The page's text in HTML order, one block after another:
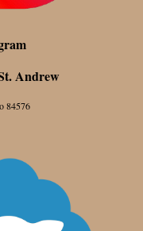
Andrew
84576